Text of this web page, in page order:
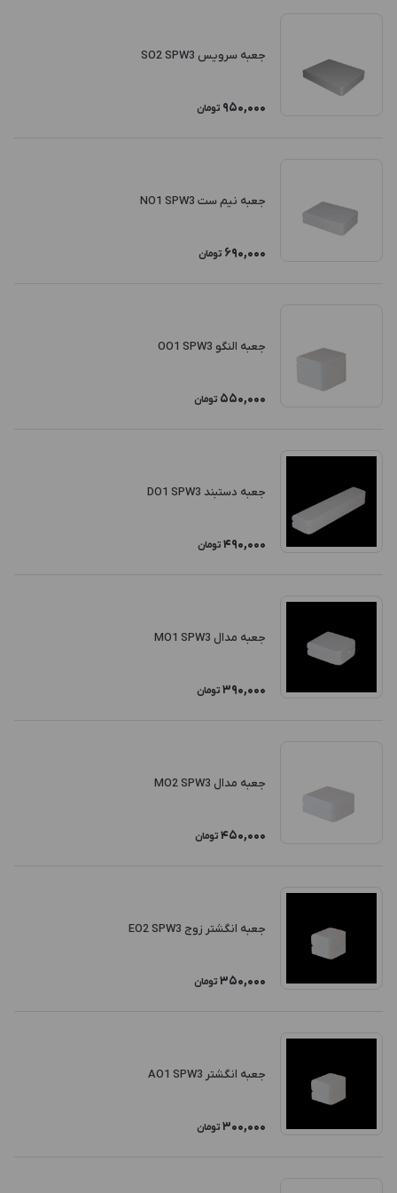
جعبه سرویس SO2 SPW3
950,000 تومان
جعبه نیم ست NO1 SPW3
690,000 تومان
جعبه النگو OO1 SPW3
550,000 تومان
جعبه دستبند DO1 SPW3
490,000 تومان
جعبه مدال MO1 SPW3
390,000 تومان
جعبه مدال MO2 SPW3
450,000 تومان
جعبه انگشتر زوج EO2 SPW3
350,000 تومان
جعبه انگشتر AO1 SPW3
300,000 تومان